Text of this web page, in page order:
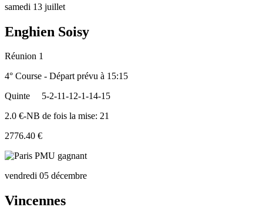
samedi 13 juillet
Enghien Soisy
Réunion 1
4° Course - Départ prévu à 15:15
Quinte
5-2-11-12-1-14-15
2.0 €-NB de fois la mise: 21
2776.40 €
vendredi 05 décembre
Vincennes